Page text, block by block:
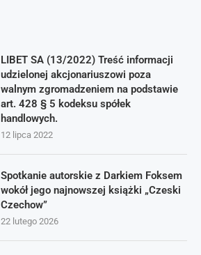
LIBET SA (13/2022) Treść informacji
udzielonej akcjonariuszowi poza
walnym zgromadzeniem na podstawie
art. 428 § 5 kodeksu spółek
handlowych.
12 lipca 2022
Spotkanie autorskie z Darkiem Foksem
wokół jego najnowszej książki „Czeski
Czechow”
22 lutego 2026